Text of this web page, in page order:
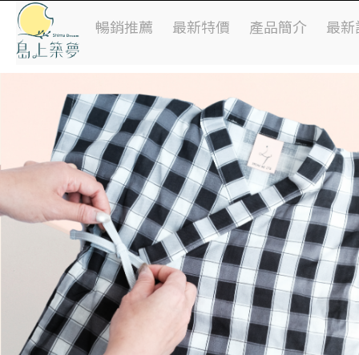
暢銷推薦 最新特價 產品簡介 最